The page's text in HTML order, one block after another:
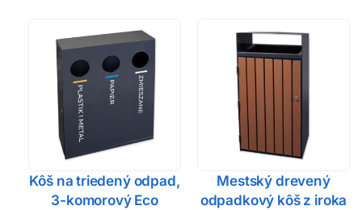
Kôš na triedený odpad,
3-komorový Eco
Mestský drevený
odpadkový kôš z iroka